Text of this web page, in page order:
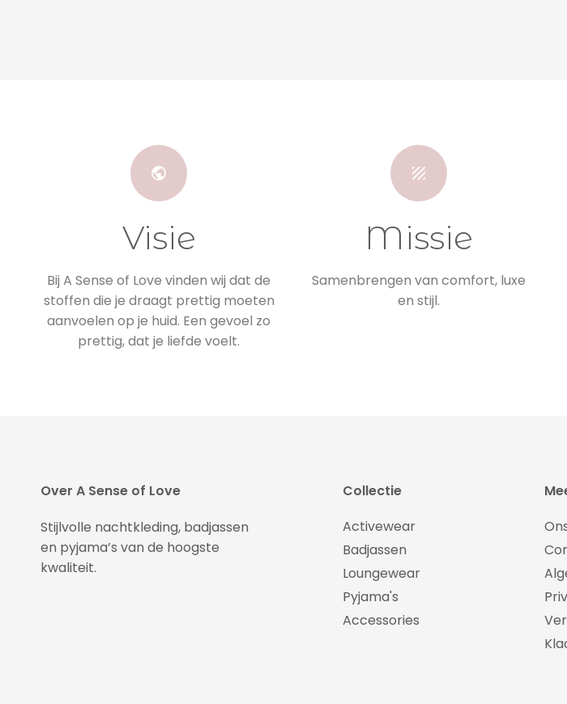
Visie
Bij A Sense of Love vinden wij dat de
stoffen die je draagt prettig moeten
aanvoelen op je huid. Een gevoel zo
prettig, dat je liefde voelt.
Missie
Samenbrengen van comfort, luxe
en stijl.
Over A Sense of Love
Stijlvolle nachtkleding, badjassen
en pyjama’s van de hoogste
kwaliteit.
Collectie
Activewear
Badjassen
Loungewear
Pyjama's
Accessories